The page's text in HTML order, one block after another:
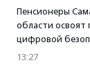
Пенсионеры
области освоят
цифровой
13:27